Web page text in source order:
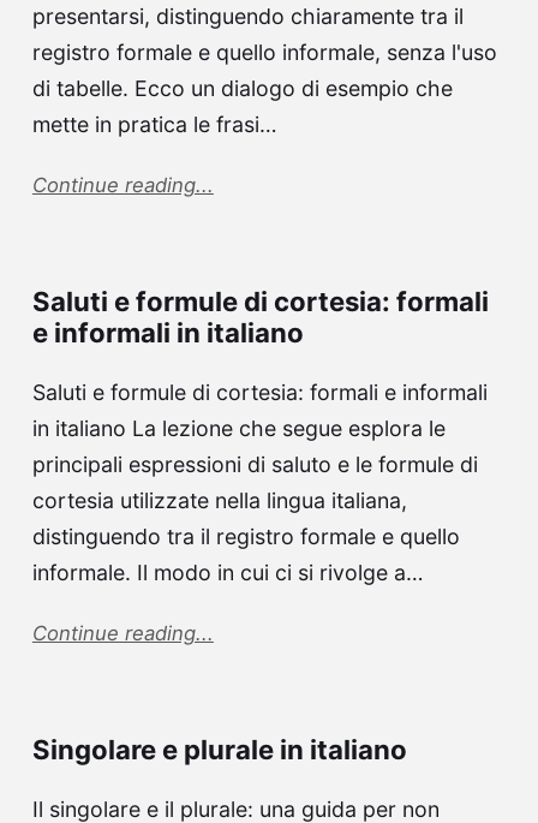
presentarsi, distinguendo chiaramente tra il
registro formale e quello informale, senza l'uso
di tabelle. Ecco un dialogo di esempio che
mette in pratica le frasi…
Continue reading...
Saluti e formule di cortesia: formali
e informali in italiano
Saluti e formule di cortesia: formali e informali
in italiano La lezione che segue esplora le
principali espressioni di saluto e le formule di
cortesia utilizzate nella lingua italiana,
distinguendo tra il registro formale e quello
informale. Il modo in cui ci si rivolge a…
Continue reading...
Singolare e plurale in italiano
Il singolare e il plurale: una guida per non